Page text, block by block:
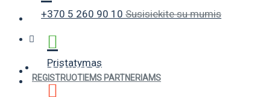
+370 5 260 90 10 Susisiekite su mumis
Pristatymas
VASARINĖS PADANGOS
REGISTRUOTIEMS PARTNERIAMS